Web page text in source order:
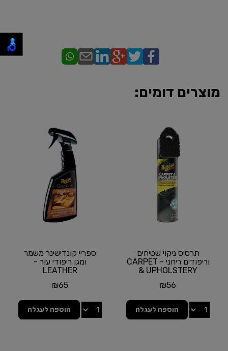
מוצרים דומים:
תרסיס ניקוי שטיחים
וריפודים ריחני - CARPET
& UPHOLSTERY
MEGUIAR'S
₪56
הוספה לעגלה
ספריי קונדישינר משמר
ומגן ריפודי עור -
LEATHER
MEGUIAR'S |...
₪65
הוספה לעגלה